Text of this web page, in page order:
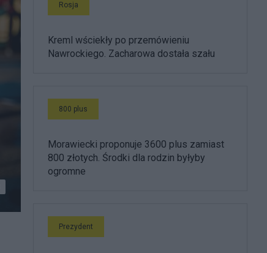
Rosja
Kreml wściekły po przemówieniu
Nawrockiego. Zacharowa dostała szału
800 plus
Morawiecki proponuje 3600 plus zamiast
800 złotych. Środki dla rodzin byłyby
ogromne
Prezydent